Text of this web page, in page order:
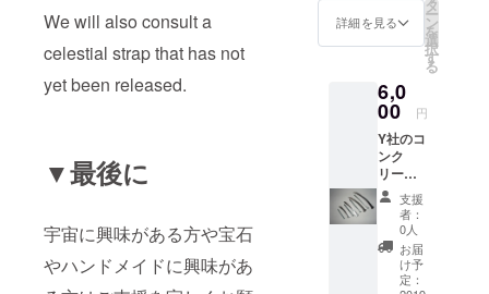
We will also consult a
celestial strap that has not
yet been released.
▼最後に
宇宙に興味がある方や宝石
やハンドメイドに興味があ
となっ
たにリ
ターン
品を出
す予定
です。)
※イメー
ジ画像
内の元
釘は付
属して
ません
のでご
ニチュ
アの打
ち刀で
ちらは
刀身の
みと
なって
おりま
す。 鞘
や持ち
手のあ
る刀が
欲しい
のであ
れば相
詳細を見る
タ
ー
ン
を
選
択
す
る
6,0
00 円
Y社のコ
ンク
リート
釘で作
られた
ミニ
チュア
刀の刀
身(通常)
支援
者：
0人
お届
け予
定：